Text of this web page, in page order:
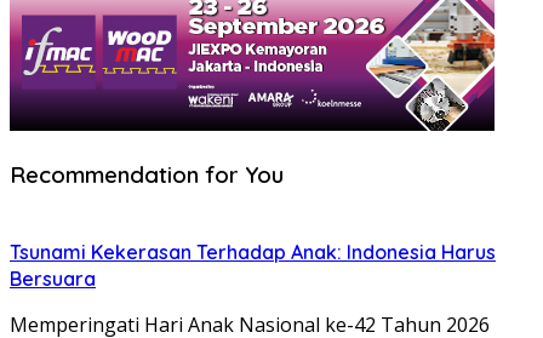
Recommendation for You
Tsunami Kekerasan Terhadap Anak: Indonesia Harus
Bersuara
Memperingati Hari Anak Nasional ke-42 Tahun 2026